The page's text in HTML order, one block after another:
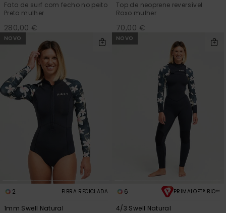
Fato de surf com fecho no peito
Preto mulher
280,00 €
Top de neoprene reversível
Roxo mulher
70,00 €
NOVO
2 FIBRA RECICLADA
1mm Swell Natural
NOVO
6 PRIMALOFT® BIO™
4/3 Swell Natural